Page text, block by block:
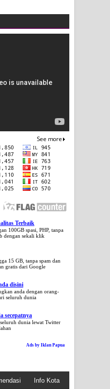
Terbaik
100GB spasi, PHP, tanpa
dengan sekali klik
15 GB, tanpa spam dan
gratis dari Google
disini
anda dengan orang-
seluruh dunia
secepatnya
dunia lewat Twitter
Ads by Iklan Papua
Info Kota